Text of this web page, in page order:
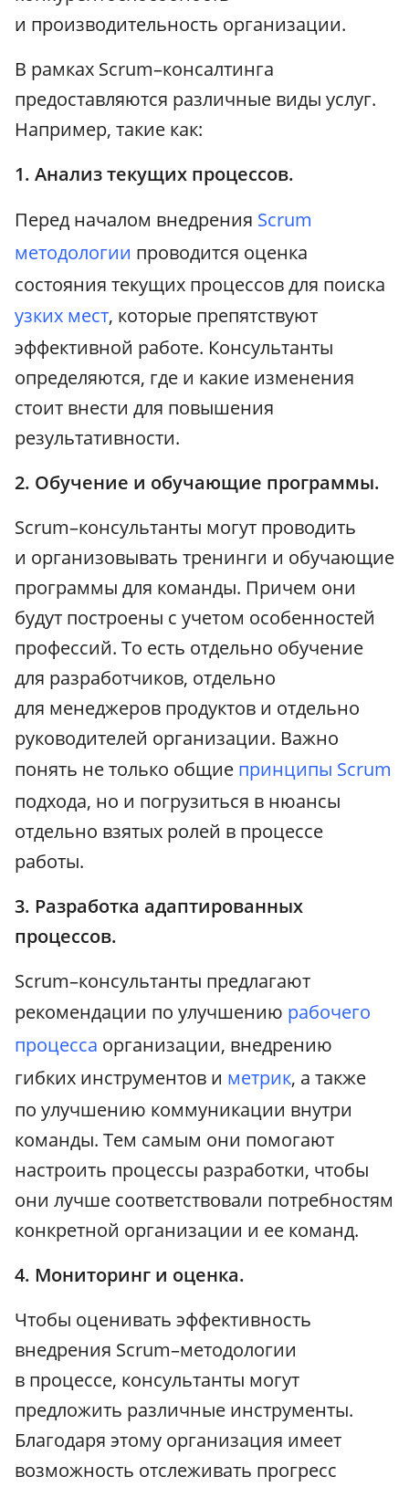
и производительность организации.
В рамках Scrum–консалтинга
предоставляются различные виды услуг.
Например, такие как:
1. Анализ текущих процессов.
Перед началом внедрения Scrum
методологии проводится оценка
состояния текущих процессов для поиска
узких мест, которые препятствуют
эффективной работе. Консультанты
определяются, где и какие изменения
стоит внести для повышения
результативности.
2. Обучение и обучающие программы.
Scrum–консультанты могут проводить
и организовывать тренинги и обучающие
программы для команды. Причем они
будут построены с учетом особенностей
профессий. То есть отдельно обучение
для разработчиков, отдельно
для менеджеров продуктов и отдельно
руководителей организации. Важно
понять не только общие принципы Scrum
подхода, но и погрузиться в нюансы
отдельно взятых ролей в процессе
работы.
3. Разработка адаптированных
процессов.
Scrum–консультанты предлагают
рекомендации по улучшению рабочего
процесса организации, внедрению
гибких инструментов и метрик, а также
по улучшению коммуникации внутри
команды. Тем самым они помогают
настроить процессы разработки, чтобы
они лучше соответствовали потребностям
конкретной организации и ее команд.
4. Мониторинг и оценка.
Чтобы оценивать эффективность
внедрения Scrum–методологии
в процессе, консультанты могут
предложить различные инструменты.
Благодаря этому организация имеет
возможность отслеживать прогресс